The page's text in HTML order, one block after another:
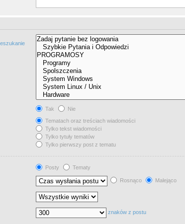
Tak
Nie
Tematach oraz treściach wiadomości
Tylko tekst wiadomości
Tylko tytuły tematów
Tylko pierwszy post z tematu
Posty
Tematy
Rosnąco Malejąco
znaków z postu